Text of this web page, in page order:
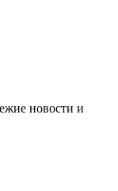
новости и